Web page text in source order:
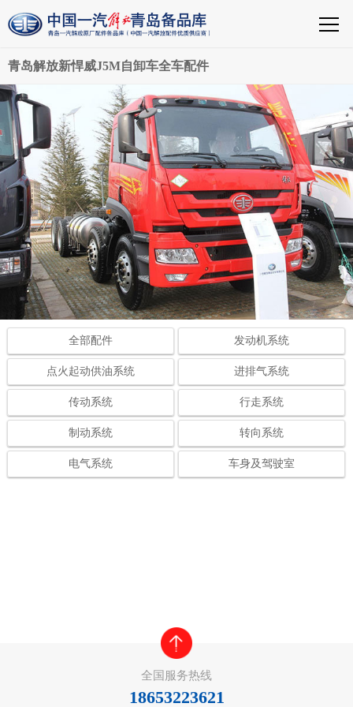
青岛解放新悍威J5M自卸车全车配件
全部配件 发动机系统
点火起动供油系统 进排气系统
传动系统 行走系统
制动系统 转向系统
电气系统 车身及驾驶室
全国服务热线
18653223621